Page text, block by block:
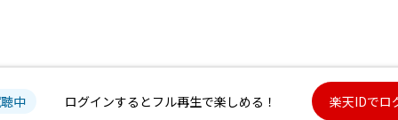
中 ログインするとフル再生で楽しめる！ 楽天IDでロ